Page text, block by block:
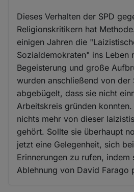
Dieses Verhalten der SPD
Religionskritikern hat
einigen Jahren die
Sozialdemokraten" ins Leben
Begeisterung und große
wurden anschließend von der
abgebügelt, dass sie nicht
Arbeitskreis gründen
nichts mehr von dieser
gehört. Sollte sie überhaupt
jetzt eine Gelegenheit, sich
Erinnerungen zu rufen, indem
Ablehnung von David Farago